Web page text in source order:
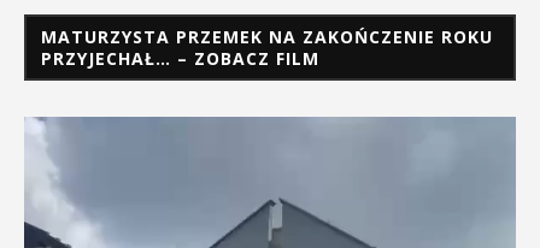
MATURZYSTA PRZEMEK NA ZAKOŃCZENIE ROKU
PRZYJECHAŁ… – ZOBACZ FILM
Odtwarzacz